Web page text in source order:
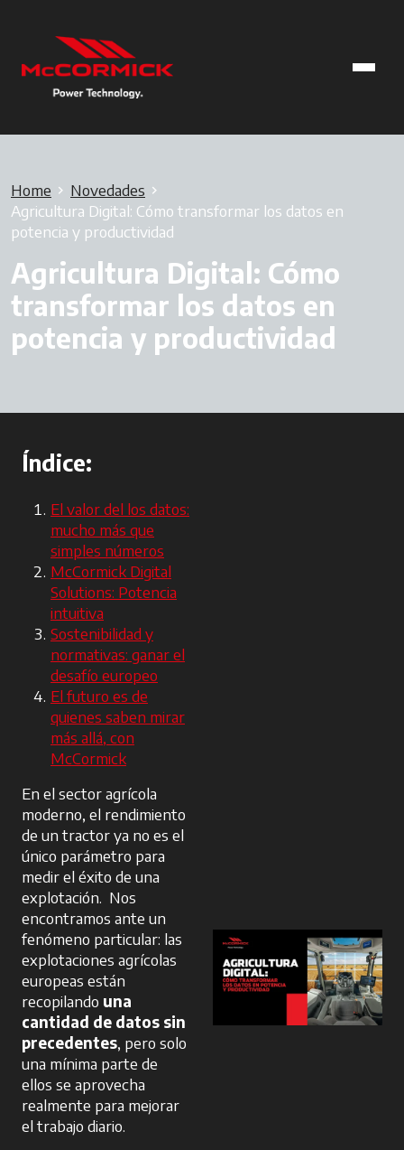
Home
Novedades
Agricultura Digital: Cómo transformar los datos en
potencia y productividad
Agricultura Digital: Cómo
transformar los datos en
potencia y productividad
Índice:
El valor del los datos:
mucho más que
simples números
McCormick Digital
Solutions: Potencia
intuitiva
Sostenibilidad y
normativas: ganar el
desafío europeo
El futuro es de
quienes saben mirar
más allá, con
McCormick
En el sector agrícola
moderno, el rendimiento
de un tractor ya no es el
único parámetro para
medir el éxito de una
explotación. Nos
encontramos ante un
fenómeno particular: las
explotaciones agrícolas
europeas están
recopilando una
cantidad de datos sin
precedentes, pero solo
una mínima parte de
ellos se aprovecha
realmente para mejorar
el trabajo diario.